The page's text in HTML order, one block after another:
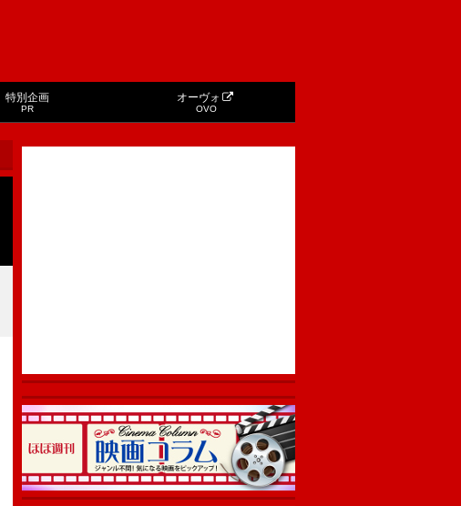
特別企画
PR
オーヴォ
OVO